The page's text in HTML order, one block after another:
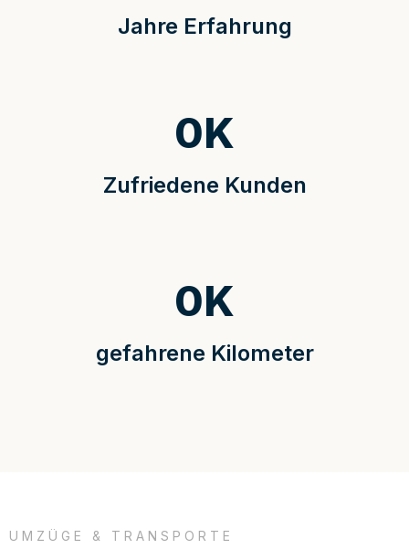
Jahre Erfahrung
Zufriedene Kunden
0K
gefahrene Kilometer
0K
UMZÜGE & TRANSPORTE